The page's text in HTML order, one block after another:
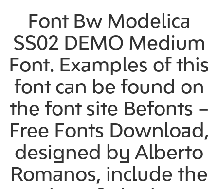
Font Bw Modelica
SS02 DEMO Medium
Font. Examples of this
font can be found on
the font site Befonts –
Free Fonts Download,
designed by Alberto
Romanos, include the